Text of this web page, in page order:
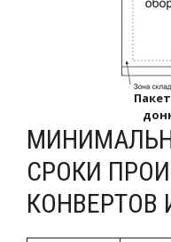
СРОКИ
КОНВЕРТОВ